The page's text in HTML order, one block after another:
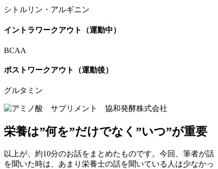
シトルリン・アルギニン
イントラワークアウト（運動中）
BCAA
ポストワークアウト（運動後）
グルタミン
栄養は”何を”だけでなく”いつ”が重要
以上が、約10分のお話をまとめたものです。今回、筆者が話
を聞いた時は、あまり栄養士の話を聞いている人は少なかっ